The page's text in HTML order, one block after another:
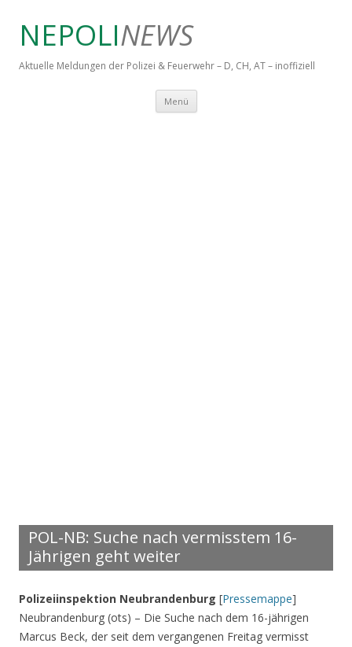
NEPOLINEWS
Aktuelle Meldungen der Polizei & Feuerwehr – D, CH, AT – inoffiziell
Menü Springe zum Inhalt
POL-NB: Suche nach vermisstem 16-
Jährigen geht weiter
Polizeiinspektion Neubrandenburg [Pressemappe]
Neubrandenburg (ots) – Die Suche nach dem 16-jährigen
Marcus Beck, der seit dem vergangenen Freitag vermisst